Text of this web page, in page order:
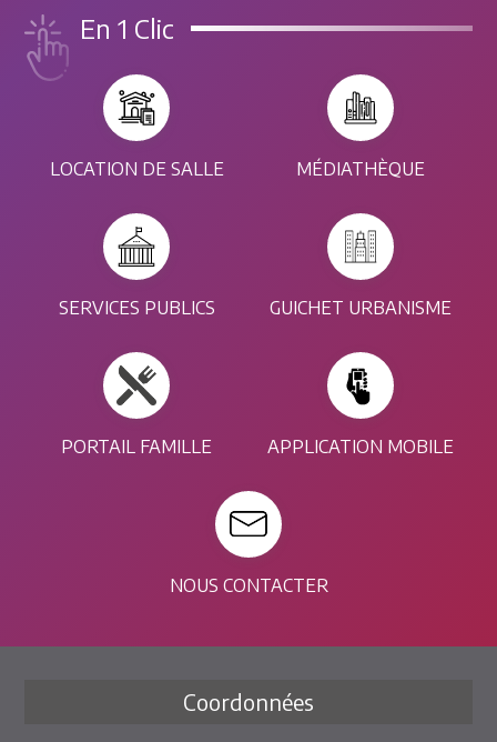
En 1 Clic
LOCATION DE SALLE MÉDIATHÈQUE
SERVICES PUBLICS GUICHET URBANISME
PORTAIL FAMILLE APPLICATION MOBILE
NOUS CONTACTER
Coordonnées